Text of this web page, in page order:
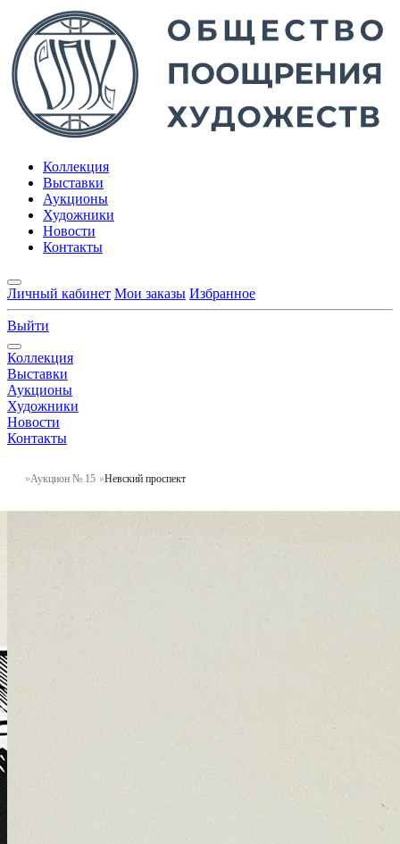
Коллекция
Выставки
Аукционы
Художники
Новости
Контакты
Личный кабинет Мои заказы Избранное
Выйти
Коллекция
Выставки
Аукционы
Художники
Новости
Контакты
Аукцион № 15 Невский проспект